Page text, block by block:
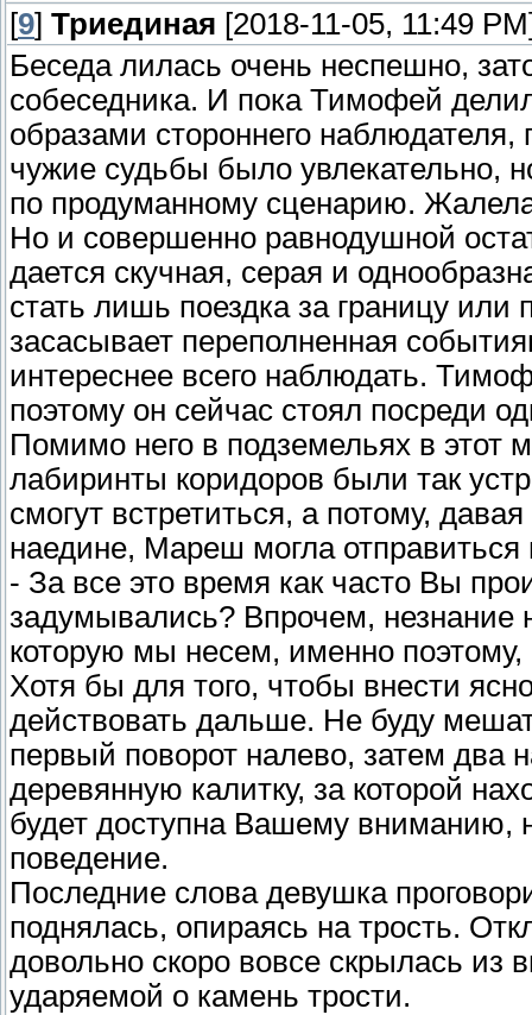
[9] Триединая [2018-11-05, 11:49
Беседа лилась очень неспешно,
собеседника. И пока Тимофей
образами стороннего
чужие судьбы было увлекательно,
по продуманному сценарию.
Но и совершенно равнодушной
дается скучная, серая и
стать лишь поездка за границу или
засасывает переполненная
интереснее всего наблюдать.
поэтому он сейчас стоял посреди
Помимо него в подземельях в этот
лабиринты коридоров были так
смогут встретиться, а потому,
наедине, Мареш могла отправиться
- За все это время как часто Вы
задумывались? Впрочем, незнание
которую мы несем, именно поэтому,
Хотя бы для того, чтобы внести
действовать дальше. Не буду
первый поворот налево, затем
деревянную калитку, за которой
будет доступна Вашему
поведение.
Последние слова девушка
поднялась, опираясь на трость.
довольно скоро вовсе скрылась из
ударяемой о камень трости.